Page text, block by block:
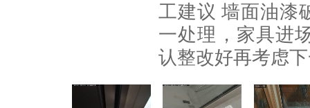
工建议 墙面油漆
一处理，家具进
认整改好再考虑